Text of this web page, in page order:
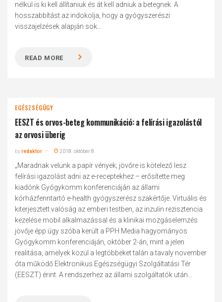
nélkül is ki kell állítaniuk és át kell adniuk a betegnek. A
hosszabbítást az indokolja, hogy a gyógyszerészi
visszajelzések alapján sok...
READ MORE
EGÉSZSÉGÜGY
EESZT és orvos-beteg kommunikáció: a felírási igazolástól
az orvosi überig
byredaktor 2018. október 8.
„Maradnak velünk a papír vények; jövőre is kötelező lesz
felírási igazolást adni az e-receptekhez – erősítette meg
kiadónk Gyógykomm konferenciáján az állami
kórházfenntartó e-health gyógyszerész szakértője. Virtuális és
kiterjesztett valóság az emberi testben, az inzulin rezisztencia
kezelése mobil alkalmazással és a klinikai mozgáselemzés
jövője épp úgy szóba került a PPH Media hagyományos
Gyógykomm konferenciáján, október 2-án, mint a jelen
realitása, amelyek közül a legtöbbeket talán a tavaly november
óta működő Elektronikus Egészségügyi Szolgáltatási Tér
(EESZT) érint. A rendszerhez az állami szolgáltatók után...